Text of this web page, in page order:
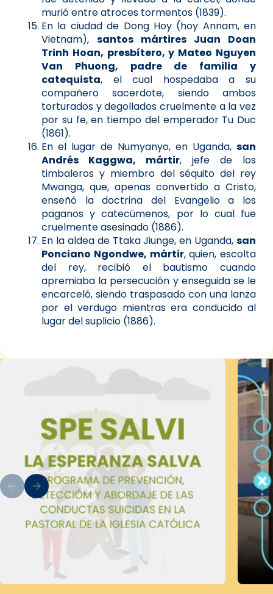
murió entre atroces tormentos (1839).
En la ciudad de Dong Hoy (hoy Annam, en
Vietnam), santos mártires Juan Doan
Trinh Hoan, presbítero, y Mateo Nguyen
Van Phuong, padre de familia y
catequista, el cual hospedaba a su
compañero sacerdote, siendo ambos
torturados y degollados cruelmente a la vez
por su fe, en tiempo del emperador Tu Duc
(1861).
En el lugar de Numyanyo, en Uganda, san
Andrés Kaggwa, mártir, jefe de los
timbaleros y miembro del séquito del rey
Mwanga, que, apenas convertido a Cristo,
enseñó la doctrina del Evangelio a los
paganos y catecúmenos, por lo cual fue
cruelmente asesinado (1886).
En la aldea de Ttaka Jiunge, en Uganda, san
Ponciano Ngondwe, mártir, quien, escolta
del rey, recibió el bautismo cuando
apremiaba la persecución y enseguida se le
encarceló, siendo traspasado con una lanza
por el verdugo mientras era conducido al
lugar del suplicio (1886).